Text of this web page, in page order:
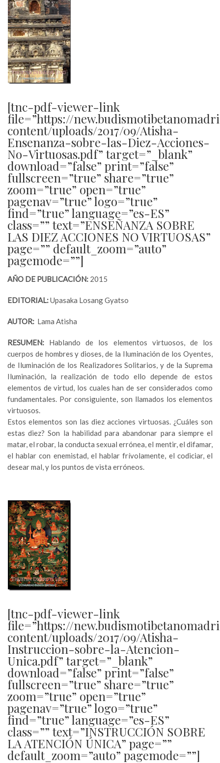
[tnc-pdf-viewer-link
file=”https://
content/uploads/2017/09/Atisha-
Ensenanza-sobre-las-Diez-Acciones-
No-Virtuosas.pdf” target=”_blank”
download=”false” print=”false”
fullscreen=”true” share=”true”
zoom=”true” open=”true”
pagenav=”true” logo=”true”
find=”true” language=”es-ES”
class=”” text=”ENSEÑANZA SOBRE
LAS DIEZ ACCIONES NO VIRTUOSAS”
page=”” default_zoom=”auto”
pagemode=””]
AÑO DE PUBLICACIÓN: 2015
EDITORIAL:Upasaka Losang Gyatso
AUTOR: Lama Atisha
RESUMEN: Hablando de los elementos virtuosos, de los
cuerpos de hombres y dioses, de la Iluminación de los Oyentes,
de Iluminación de los Realizadores Solitarios, y de la Suprema
Iluminación, la realización de todo ello depende de estos
elementos de virtud, los cuales han de ser considerados como
fundamentales. Por consiguiente, son llamados los elementos
virtuosos.
Estos elementos son las diez acciones virtuosas. ¿Cuáles son
estas diez? Son la habilidad para abandonar para siempre el
matar, el robar, la conducta sexual errónea, el mentir, el difamar,
el hablar con enemistad, el hablar frívolamente, el codiciar, el
desear mal, y los puntos de vista erróneos.
[tnc-pdf-viewer-link
file=”https://
content/uploads/2017/09/Atisha-
Instruccion-sobre-la-Atencion-
Unica.pdf” target=”_blank”
download=”false” print=”false”
fullscreen=”true” share=”true”
zoom=”true” open=”true”
pagenav=”true” logo=”true”
find=”true” language=”es-ES”
class=”” text=”INSTRUCCIÓN SOBRE
LA ATENCIÓN ÚNICA” page=””
default_zoom=”auto” pagemode=””]